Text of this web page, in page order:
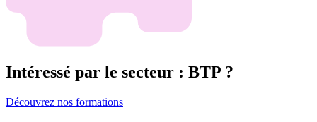
Intéressé par le secteur : BTP ?
Découvrez nos formations